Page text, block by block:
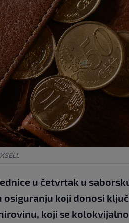
u četvrtak u
osiguranju koji donosi
koji se